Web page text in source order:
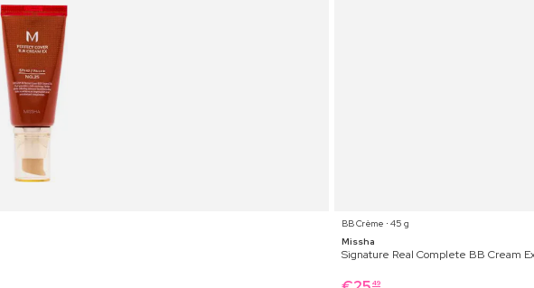
BB Crème ⋅ 45 g
Missha
Signature Real Complete BB Cream
49